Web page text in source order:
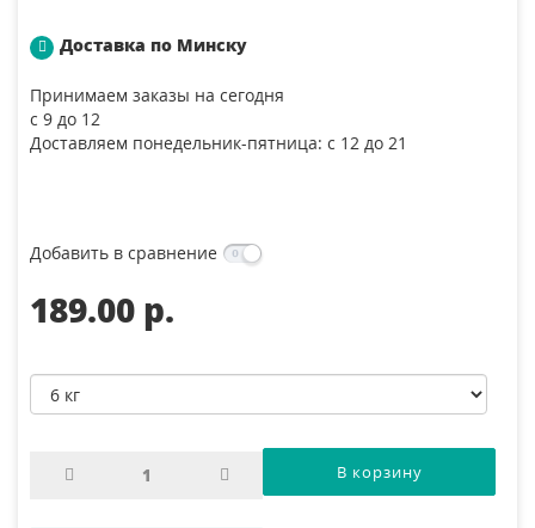
Доставка по Минску
Принимаем заказы на сегодня
с 9 до 12
Доставляем понедельник-пятница: с 12 до 21
Добавить в сравнение
189.00 p.